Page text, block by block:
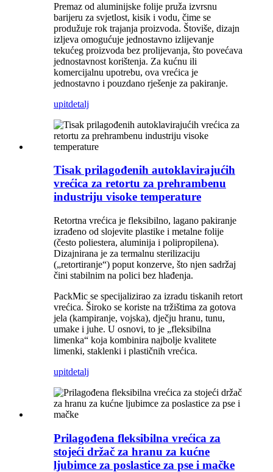
Premaz od aluminijske folije pruža izvrsnu
barijeru za svjetlost, kisik i vodu, čime se
produžuje rok trajanja proizvoda. Štoviše, dizajn
izljeva omogućuje jednostavno izlijevanje
tekućeg proizvoda bez prolijevanja, što povećava
jednostavnost korištenja. Za kućnu ili
komercijalnu upotrebu, ova vrećica je
jednostavno i pouzdano rješenje za pakiranje.
upitdetalj
Tisak prilagođenih autoklavirajućih
vrećica za retortu za prehrambenu
industriju visoke temperature
Retortna vrećica je fleksibilno, lagano pakiranje
izrađeno od slojevite plastike i metalne folije
(često poliestera, aluminija i polipropilena).
Dizajnirana je za termalnu sterilizaciju
(„retortiranje“) poput konzerve, što njen sadržaj
čini stabilnim na polici bez hlađenja.
PackMic se specijalizirao za izradu tiskanih retort
vrećica. Široko se koriste na tržištima za gotova
jela (kampiranje, vojska), dječju hranu, tunu,
umake i juhe. U osnovi, to je „fleksibilna
limenka“ koja kombinira najbolje kvalitete
limenki, staklenki i plastičnih vrećica.
upitdetalj
Prilagođena fleksibilna vrećica za
stojeći držač za hranu za kućne
ljubimce za poslastice za pse i mačke